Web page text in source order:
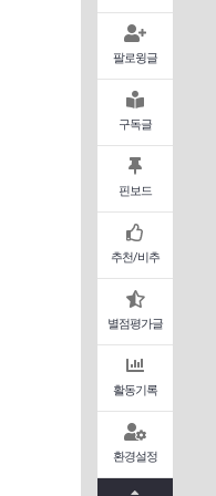
팔로윙글
구독글
핀보드
추천/비추
별점평가글
활동기록
환경설정